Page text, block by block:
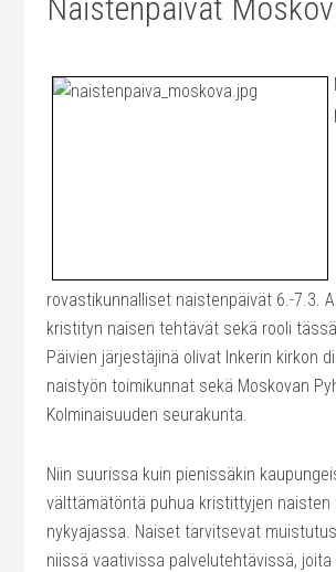
Naistenpäivät
rovastikunnalliset naistenpäivät 6.-7.3.
kristityn naisen tehtävät sekä rooli
Päivien järjestäjinä olivat Inkerin kirkon
naistyön toimikunnat sekä Moskovan
Kolminaisuuden seurakunta.
Niin suurissa kuin pienissäkin
välttämätöntä puhua kristittyjen naisten
nykyajassa. Naiset tarvitsevat
niissä vaativissa palvelutehtävissä, joita